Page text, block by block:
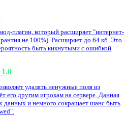
плагин, который расширяет "интернет-
не 100%). Расширяет до 64 кб. Это
быть кикнутыми с ошибкой
1.0
удалять ненужные поля из
его другим игрокам на сервере. Данная
данных и немного сокращает шанс быть